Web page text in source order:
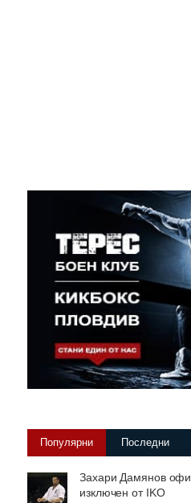
Популярни Последни
Захари Дамянов
изключен от IKO